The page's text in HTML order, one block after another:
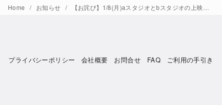
イ
Home お知らせ 【お詫び】1/8(月)aスタジオとbスタジオの上映時間を変更いたします。
プライバシーポリシー 会社概要 お問合せ FAQ ご利用の手引き